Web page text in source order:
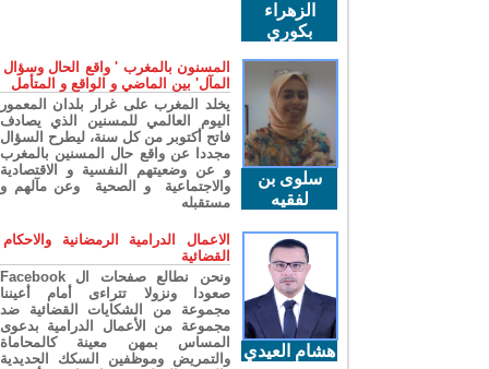
الزهراء
بكوري
سلوى بن
لفقيه
المسنون بالمغرب ' واقع الحال وسؤال
المآل' بين الماضي و الواقع و المتأمل
يخلد المغرب على غرار بلدان المعمور
اليوم العالمي للمسنين الذي يصادف
فاتح أكتوبر من كل سنة، ليطرح السؤال
مجددا عن واقع حال المسنين بالمغرب
و عن وضعيتهم النفسية و الاقتصادية
والاجتماعية و الصحية وعن مآلهم و
مستقبله
هشام العيدي
الاعمال الدرامية الرمضانية والاحكام
القضائية
ونحن نطالع صفحات ال Facebook
صعودا ونزولا تتراءى أمام أعيننا
مجموعة من الشكايات القضائية ضد
مجموعة من الأعمال الدرامية بدعوى
المساس بمهن معينة كالمحاماة
والتمريض وموظفين السكك الحديدية